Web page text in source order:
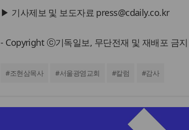
▶ 기사제보 및 보도자료 press@cdaily.co.kr
- Copyright ⓒ기독일보, 무단전재 및 재배포 금지
#조현삼목사 #서울광염교회 #칼럼 #감사